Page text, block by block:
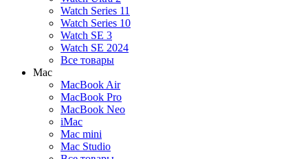
Watch Series 11
Watch Series 10
Watch SE 3
Watch SE 2024
Все товары
Mac
MacBook Air
MacBook Pro
MacBook Neo
iMac
Mac mini
Mac Studio